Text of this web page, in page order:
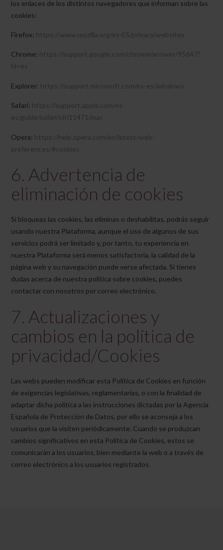
los enlaces de los distintos navegadores que informan sobre las
cookies:
Firefox: https://www.mozilla.org/es-ES/privacy/websites
Chrome: https://support.google.com/chrome/answer/95647?
hl=es
Explorer: https://support.microsoft.com/es-es/windows
Safari: https://support.apple.com/es-
es/guide/safari/sfri11471/mac
Opera: https://help.opera.com/en/latest/web-
preferences/#cookies
6. Advertencia de
eliminación de cookies
Si bloqueas las cookies, las eliminas o deshabilitas, podrás seguir
usando nuestra Plataforma, aunque el uso de algunos de sus
servicios podrá ser limitado y, por tanto, tu experiencia en
nuestra Plataforma será menos satisfactoria, la calidad de la
página web y su navegación puede verse afectada. Si tienes
dudas acerca de nuestra política sobre cookies, puedes
contactar con nosotros por correo electrónico.
7. Actualizaciones y
cambios en la política de
privacidad/Cookies
Las webs pueden modificar esta Política de Cookies en función
de exigencias legislativas, reglamentarias, o con la finalidad de
adaptar dicha política a las instrucciones dictadas por la Agencia
Española de Protección de Datos, por ello se aconseja a los
usuarios que la visiten periódicamente. Cuando se produzcan
cambios significativos en esta Política de Cookies, estos se
comunicarán a los usuarios, bien mediante la web o a través de
correo electrónico a los usuarios registrados.